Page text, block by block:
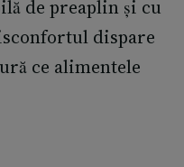
de preaplin și cu
dispare
ce alimentele